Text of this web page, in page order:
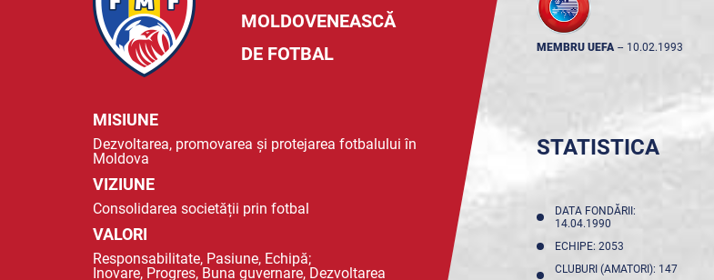
MOLDOVENEASCĂ
DE FOTBAL
MISIUNE
Dezvoltarea, promovarea și protejarea fotbalului în
Moldova
VIZIUNE
Consolidarea societății prin fotbal
VALORI
Responsabilitate, Pasiune, Echipă;
Inovare, Progres, Buna guvernare, Dezvoltarea
MEMBRU UEFA -- 10.02.1993
STATISTICA
DATA FONDĂRII:
14.04.1990
ECHIPE: 2053
CLUBURI (AMATORI): 147